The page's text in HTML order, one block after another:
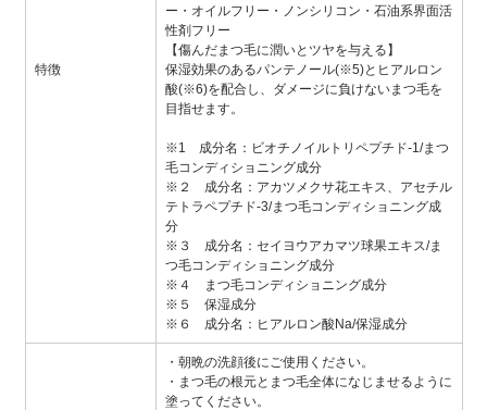
特徴
ー・オイルフリー・ノンシリコン・石油系界面活
性剤フリー
【傷んだまつ毛に潤いとツヤを与える】
保湿効果のあるパンテノール(※5)とヒアルロン
酸(※6)を配合し、ダメージに負けないまつ毛を
目指せます。
※1 成分名：ビオチノイルトリペプチド-1/まつ
毛コンディショニング成分
※２ 成分名：アカツメクサ花エキス、アセチル
テトラペプチド-3/まつ毛コンディショニング成
分
※３ 成分名：セイヨウアカマツ球果エキス/ま
つ毛コンディショニング成分
※４ まつ毛コンディショニング成分
※５ 保湿成分
※６ 成分名：ヒアルロン酸Na/保湿成分
・朝晩の洗顔後にご使用ください。
・まつ毛の根元とまつ毛全体になじませるように
塗ってください。